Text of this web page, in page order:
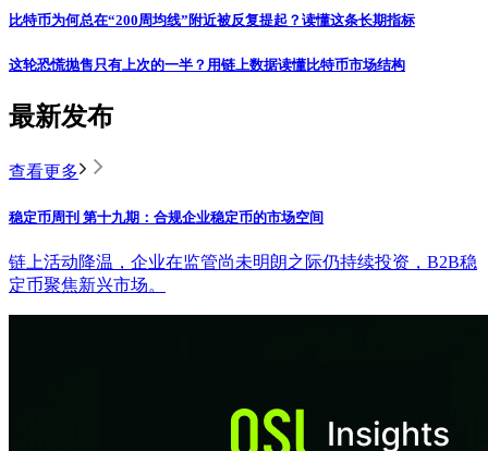
比特币为何总在“200周均线”附近被反复提起？读懂这条长期指标
这轮恐慌抛售只有上次的一半？用链上数据读懂比特币市场结构
最新发布
查看更多
稳定币周刊 第十九期：合规企业稳定币的市场空间
链上活动降温，企业在监管尚未明朗之际仍持续投资，B2B稳
定币聚焦新兴市场。